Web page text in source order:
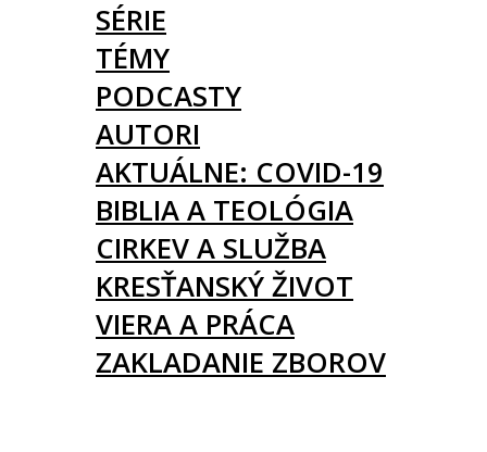
SÉRIE
TÉMY
PODCASTY
AUTORI
AKTUÁLNE: COVID-19
BIBLIA A TEOLÓGIA
CIRKEV A SLUŽBA
KRESŤANSKÝ ŽIVOT
VIERA A PRÁCA
ZAKLADANIE ZBOROV